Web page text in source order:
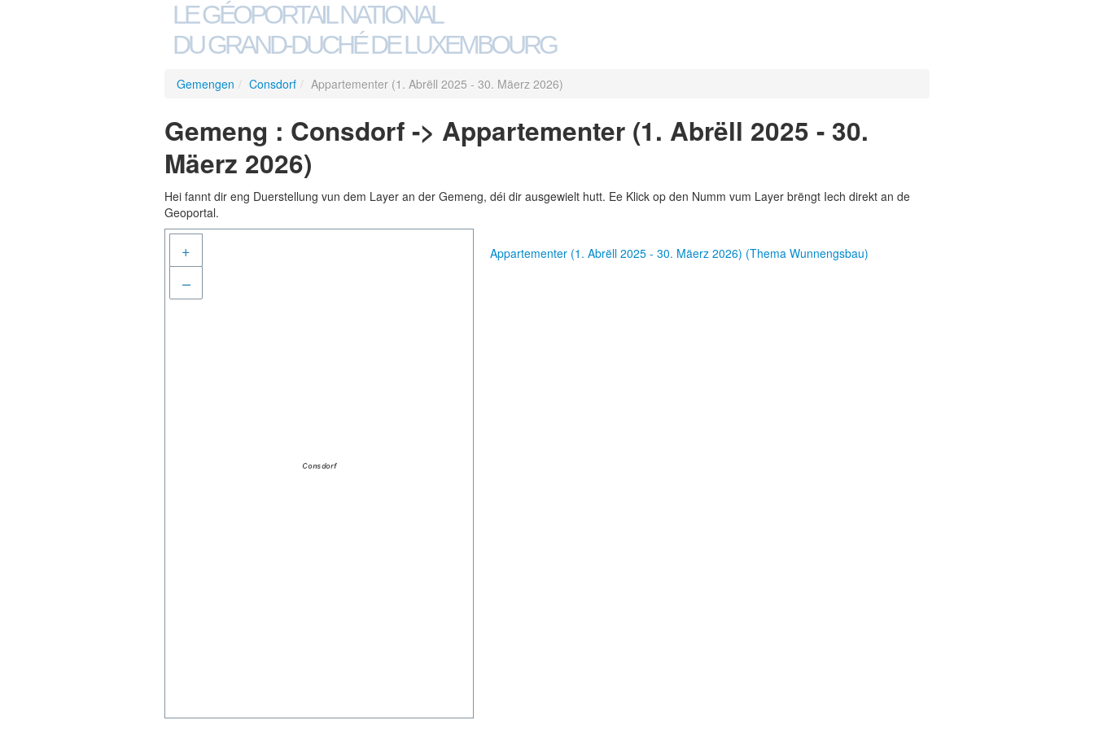
LE GÉOPORTAIL NATIONAL
DU GRAND-DUCHÉ DE LUXEMBOURG
Gemengen / Consdorf / Appartementer (1. Abrëll 2025 - 30. Mäerz 2026)
Gemeng : Consdorf -> Appartementer (1. Abrëll 2025 - 30.
Mäerz 2026)
Hei fannt dir eng Duerstellung vun dem Layer an der Gemeng, déi dir ausgewielt hutt. Ee Klick op den Numm vum Layer brëngt Iech direkt an de
Geoportal.
+
–
Appartementer (1. Abrëll 2025 - 30. Mäerz 2026) (Thema Wunnengsbau)